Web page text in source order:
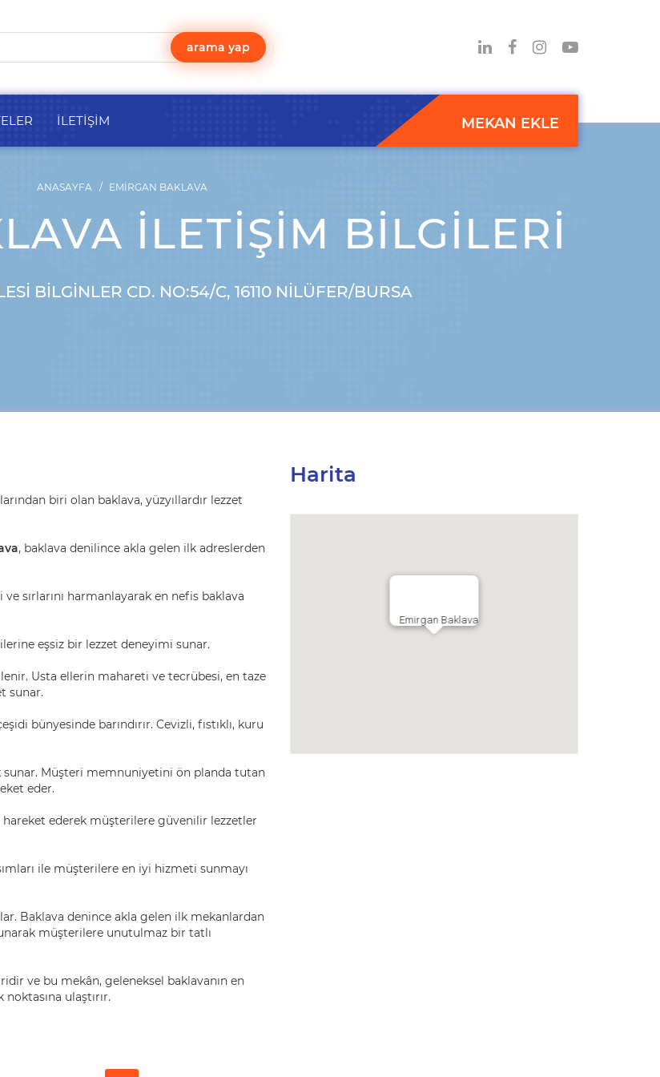
arama yap
İLETİŞİM MEKAN EKLE
ANASAYFA EMIRGAN BAKLAVA
İLETIŞIM BILGILERI
BILGINLER CD. NO:54/C, 16110 NILÜFER/BURSA
biri olan baklava, yüzyıllardır lezzet
, baklava denilince akla gelen ilk adreslerden
sırlarını harmanlayarak en nefis baklava
eşsiz bir lezzet deneyimi sunar.
Usta ellerin mahareti ve tecrübesi, en taze
sunar.
bünyesinde barındırır. Cevizli, fıstıklı, kuru
Müşteri memnuniyetini ön planda tutan
eder.
ederek müşterilere güvenilir lezzetler
ile müşterilere en iyi hizmeti sunmayı
Baklava denince akla gelen ilk mekanlardan
müşterilere unutulmaz bir tatlı
ve bu mekân, geleneksel baklavanın en
ulaştırır.
Harita
Emirgan Baklava